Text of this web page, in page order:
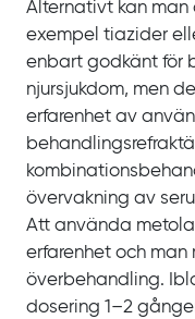
Alternativt kan man
exempel tiazider
enbart godkänt för
njursjukdom, men
erfarenhet av
övervakning av
Att använda
erfarenhet och man
överbehandling.
dosering 1‍–‍2